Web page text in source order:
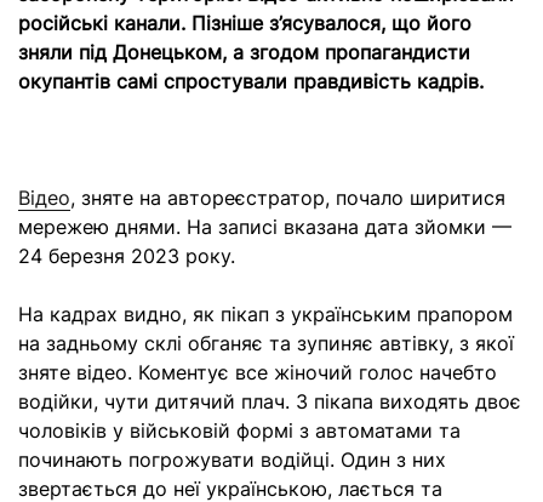
російські канали. Пізніше з’ясувалося, що його
зняли під Донецьком, а згодом пропагандисти
окупантів самі спростували правдивість кадрів.
Відео, зняте на автореєстратор, почало ширитися
мережею днями. На записі вказана дата зйомки —
24 березня 2023 року.
На кадрах видно, як пікап з українським прапором
на задньому склі обганяє та зупиняє автівку, з якої
зняте відео. Коментує все жіночий голос начебто
водійки, чути дитячий плач. З пікапа виходять двоє
чоловіків у військовій формі з автоматами та
починають погрожувати водійці. Один з них
звертається до неї українською, лається та